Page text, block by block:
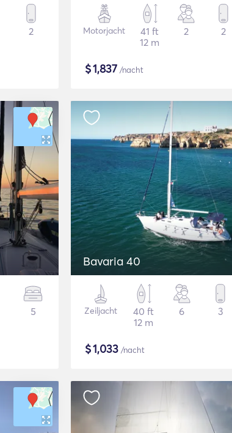
2 Motorjacht
41 ft
12 m
2 2
$1,837 /nacht
5
Bavaria 40
Zeiljacht
40 ft
12 m
6 3
$1,033 /nacht